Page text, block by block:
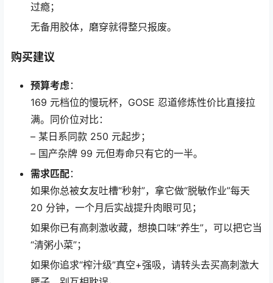
过瘾；
无备用胶体，磨穿就得整只报废。
购买建议
预算考虑 ：
169 元档位的慢玩杯，GOSE 忍道修炼性价比直接拉
满。同价位对比：
– 某日系同款 250 元起步；
– 国产杂牌 99 元但寿命只有它的一半。
需求匹配：
如果你总被女友吐槽“秒射”，拿它做“脱敏作业”每天
20 分钟，一个月后实战提升肉眼可见；
如果你已有高刺激收藏，想换口味“养生”，可以把它当
“清粥小菜”；
如果你追求“榨汁级”真空+强吸，请转头去买高刺激大